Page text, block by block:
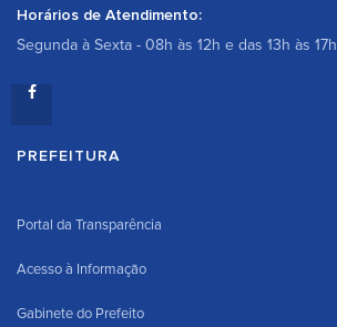
Horários de Atendimento:
Segunda à Sexta - 08h às 12h e das 13h às 17h
PREFEITURA
Portal da Transparência
Acesso à Informação
Gabinete do Prefeito